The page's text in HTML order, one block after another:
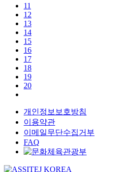
11
12
13
14
15
16
17
18
19
20
개인정보보호방침
이용약관
이메일무단수집거부
FAQ